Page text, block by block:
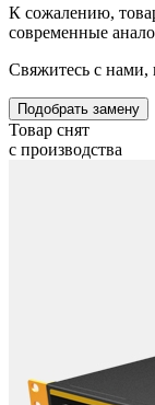
К сожалению,
современные
Свяжитесь с нами,
Подобрать замену
Товар снят
с производства